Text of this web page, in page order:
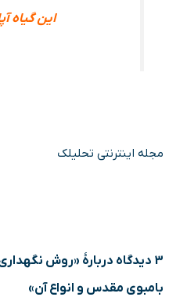
این گیاه
مجله اینترنتی تحلیلک
3 دیدگاه دربارهٔ «روش
بامبوی مقدس و انواع آن»